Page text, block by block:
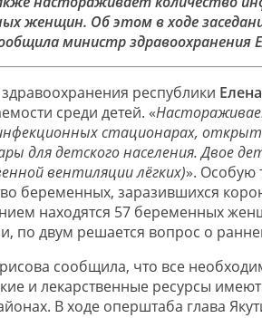
женщин. Об этом в ходе
министр здравоохранения
республики
среди детей. «
стационарах,
для детского населения. Двое
вентиляции лёгких)». Особую
беременных, заразившихся
находятся 57 беременных
по двум решается вопрос о
сообщила, что все
и лекарственные ресурсы
В ходе оперштаба глава